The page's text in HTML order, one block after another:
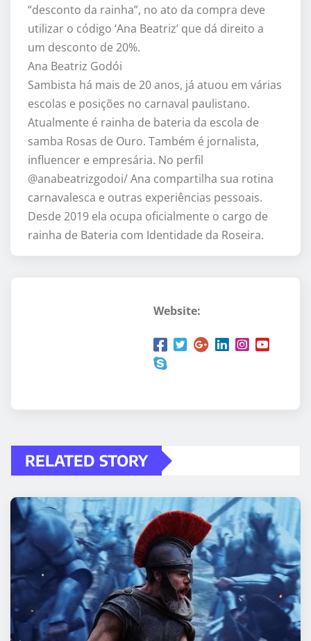
“desconto da rainha”, no ato da compra deve
utilizar o código ‘Ana Beatriz’ que dá direito a
um desconto de 20%.
Ana Beatriz Godói
Sambista há mais de 20 anos, já atuou em várias
escolas e posições no carnaval paulistano.
Atualmente é rainha de bateria da escola de
samba Rosas de Ouro. Também é jornalista,
influencer e empresária. No perfil
@anabeatrizgodoi/ Ana compartilha sua rotina
carnavalesca e outras experiências pessoais.
Desde 2019 ela ocupa oficialmente o cargo de
rainha de Bateria com Identidade da Roseira.
Website:
RELATED STORY